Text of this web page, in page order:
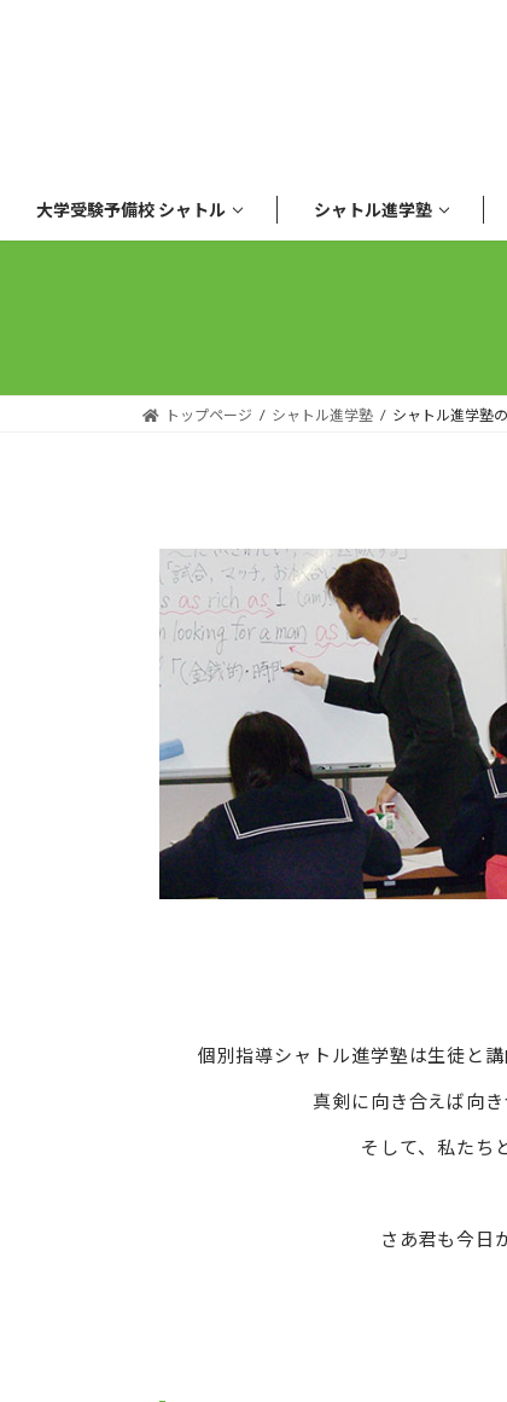
ッ
移
大学受験予備校 シャトル シャトル進学塾
トップページ シャトル進学塾 シャトル進学塾
個別指導シャトル進学塾は生徒と
真剣に向き合えば向
そして、私たち
さあ君も今日